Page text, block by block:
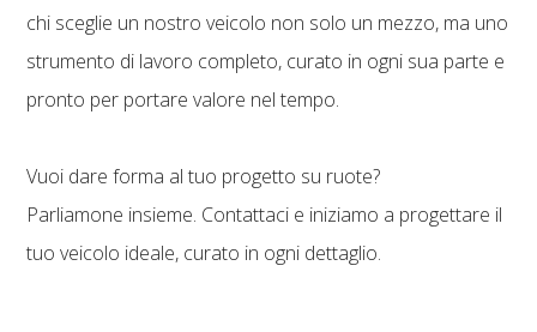
chi sceglie un nostro veicolo non solo un mezzo, ma uno
strumento di lavoro completo, curato in ogni sua parte e
pronto per portare valore nel tempo.
Vuoi dare forma al tuo progetto su ruote?
Parliamone insieme. Contattaci e iniziamo a progettare il
tuo veicolo ideale, curato in ogni dettaglio.